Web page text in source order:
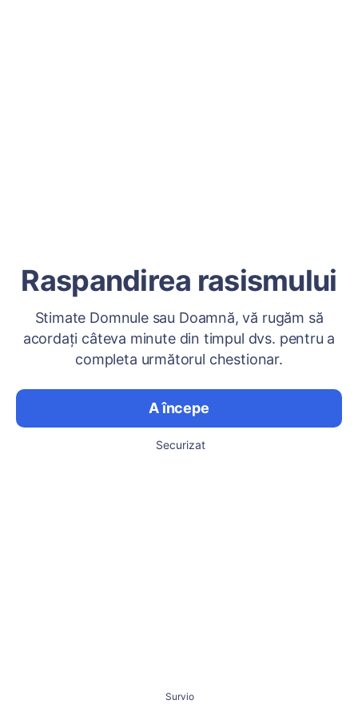
Raspandirea rasismului
Stimate Domnule sau Doamnă, vă rugăm să
acordați câteva minute din timpul dvs. pentru a
completa următorul chestionar.
A începe
Securizat
Survio